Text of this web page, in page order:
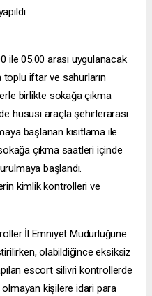
ile 05.00 arası uygulanacak
toplu iftar ve sahurların
birlikte sokağa çıkma
hususi araçla şehirlerarası
başlanan kısıtlama ile
çıkma saatleri içinde
başlandı.
kimlik kontrolleri ve
İl Emniyet Müdürlüğüne
olabildiğince eksiksiz
escort silivri kontrollerde
kişilere idari para